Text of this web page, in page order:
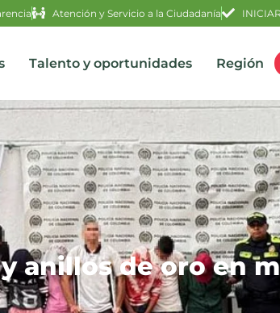
Atención y Servicio a la Ciudadanía
Talento y oportunidades Región
anillos de oro en